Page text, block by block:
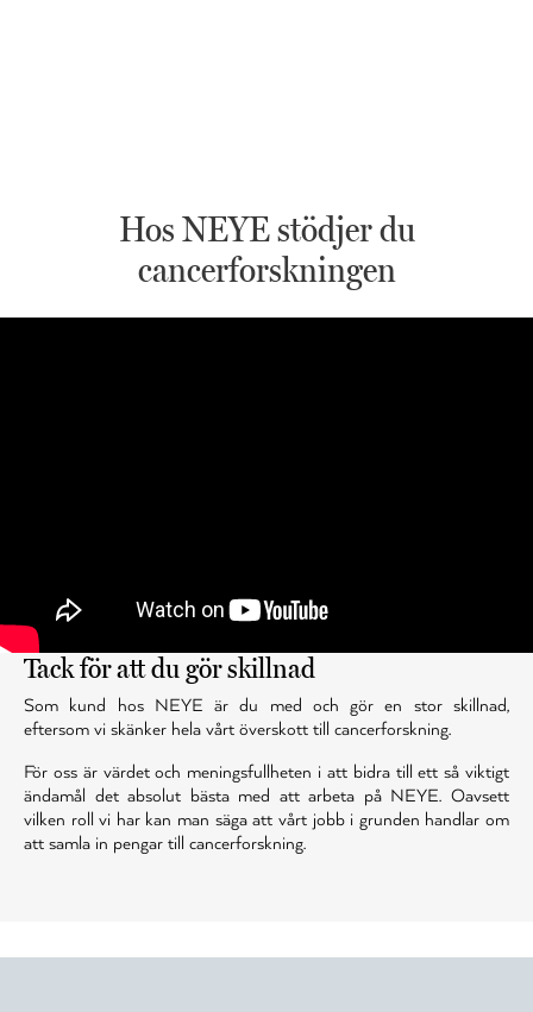
Hos NEYE stödjer du
cancerforskningen
Tack för att du gör skillnad
Som kund hos NEYE är du med och gör en stor skillnad,
eftersom vi skänker hela vårt överskott till cancerforskning.
För oss är värdet och meningsfullheten i att bidra till ett så viktigt
ändamål det absolut bästa med att arbeta på NEYE. Oavsett
vilken roll vi har kan man säga att vårt jobb i grunden handlar om
att samla in pengar till cancerforskning.